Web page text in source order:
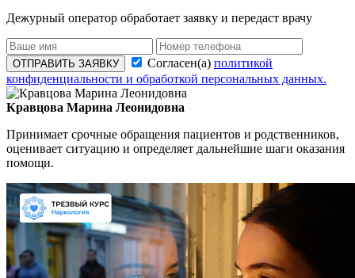
Дежурный оператор обработает заявку и передаст врачу
ОТПРАВИТЬ ЗАЯВКУ Согласен(а) политикой
конфиденциальности и обработкой персональных данных.
Кравцова Марина Леонидовна
Принимает срочные обращения пациентов и родственников,
оценивает ситуацию и определяет дальнейшие шаги оказания
помощи.